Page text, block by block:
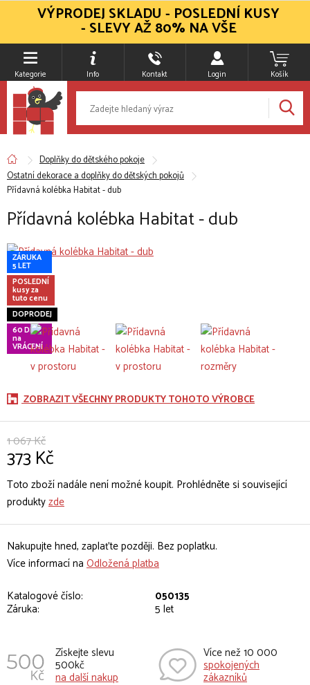
Kategorie Info Kontakt Login Košík
Doplňky do dětského pokoje
Ostatní dekorace a doplňky do dětských pokojů
Přídavná kolébka Habitat - dub
Přídavná kolébka Habitat - dub
ZÁRUKA
5 LET
POSLEDNÍ
kusy za
tuto cenu
DOPRODEJ
60 DNÍ
na
VRÁCENÍ
ZOBRAZIT VŠECHNY PRODUKTY TOHOTO VÝROBCE
1 067 Kč
373 Kč
Toto zboží nadále není možné koupit. Prohlédněte si související
produktyzde
Nakupujte hned, zaplaťte později. Bez poplatku.
Více informací na Odložená platba
Katalogové číslo:
050135
Záruka: 5 let
Získejte slevu
500kč
na další nakup
Více než 10 000
spokojených
zákazníků
VÝPRODEJ SKLADU - POSLEDNÍ KUSY
- SLEVY AŽ 80% NA VŠE